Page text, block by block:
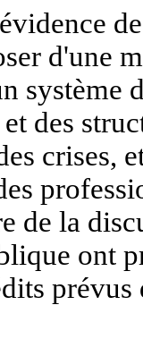
d'une
des
crises,
de la
ont